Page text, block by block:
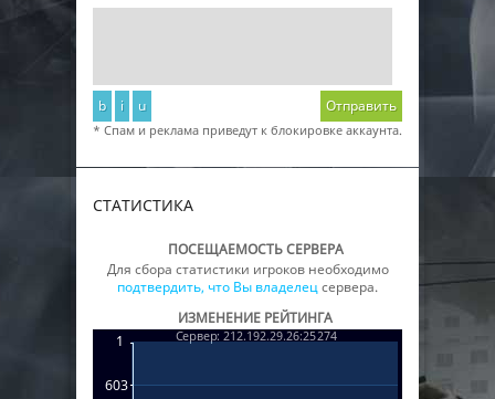
b i u Отправить
* Спам и реклама приведут к блокировке аккаунта.
СТАТИСТИКА
ПОСЕЩАЕМОСТЬ СЕРВЕРА
Для сбора статистики игроков необходимо
подтвердить, что Вы владелецсервера.
ИЗМЕНЕНИЕ РЕЙТИНГА